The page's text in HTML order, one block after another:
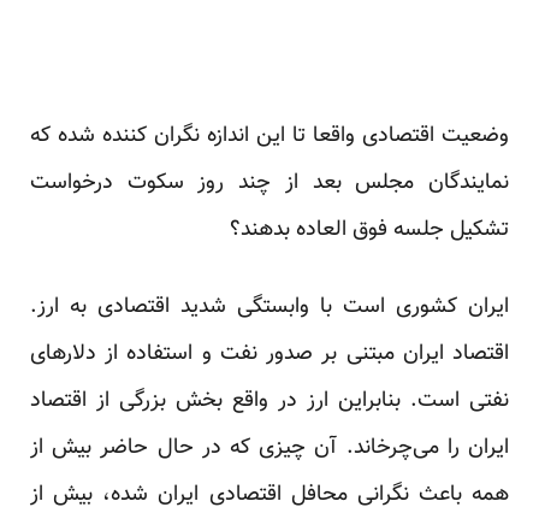
وضعیت اقتصادی واقعا تا این اندازه نگران کننده شده که
نمایندگان مجلس بعد از چند روز سکوت درخواست
تشکیل جلسه فوق العاده بدهند؟
ایران کشوری است با وابستگی شدید اقتصادی به ارز.
اقتصاد ایران مبتنی بر صدور نفت و استفاده از دلارهای
نفتی است. بنابراین ارز در واقع بخش بزرگی از اقتصاد
ایران را می‌چرخاند. آن چیزی که در حال حاضر بیش از
همه باعث نگرانی محافل اقتصادی ایران شده، بیش از